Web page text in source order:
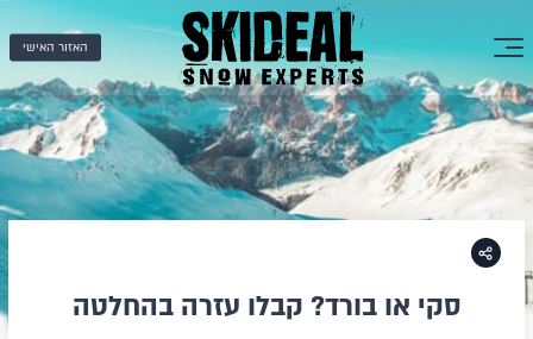
האזור האישי
סקי או בורד? קבלו עזרה בהחלטה